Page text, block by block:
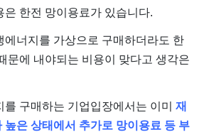
은 한전 망이용료가 있습니다.
에너지를 가상으로 구매하더라도 한
문에 내야되는 비용이 맞다고 생각은
구매하는 기업입장에서는 이미
재
높은 상태에서 추가로 망이용료 등 부